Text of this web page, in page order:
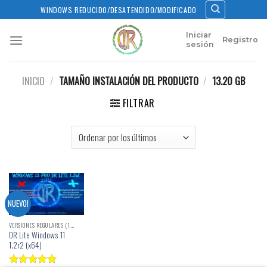
to
content
WINDOWS REDUCIDO/DESATENDIDO/MODIFICADO
Iniciar
sesión
Registro
INICIO / TAMAÑO INSTALACIÓN DEL PRODUCTO / 13.20 GB
FILTRAR
NUEVO!
DR Lite Windows 11
1.2r2 (x64)